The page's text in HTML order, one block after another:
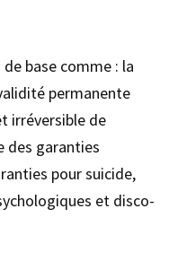
base comme : la
permanente
irréversible de
des garanties
pour suicide,
et disco-